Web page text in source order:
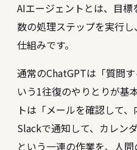
AIエージェントとは、目
数の処理ステップを実行
仕組みです。
通常のChatGPTは「質問
いう1往復のやりとりが基
トは「メールを確認して
Slackで通知して、カレン
という一連の作業を、人